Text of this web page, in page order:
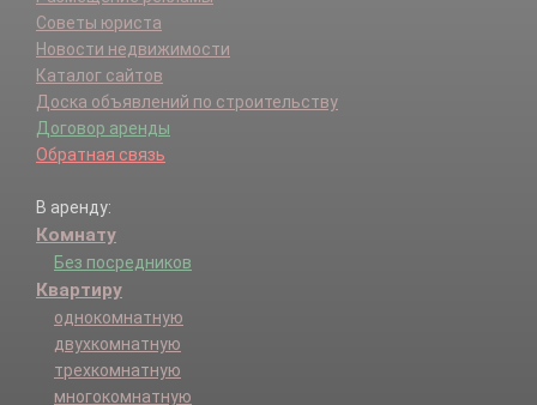
Советы юриста
Новости недвижимости
Каталог сайтов
Доска объявлений по строительству
Договор аренды
Обратная связь
В аренду:
Комнату
Без посредников
Квартиру
однокомнатную
двухкомнатную
трехкомнатную
многокомнатную